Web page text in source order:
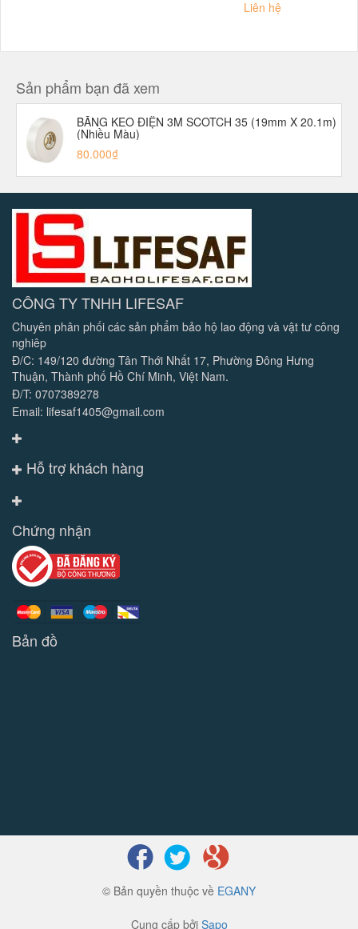
Liên hệ
Sản phẩm bạn đã xem
BĂNG KEO ĐIỆN 3M SCOTCH 35 (19mm X 20.1m)
(Nhiều Màu)
80.000₫
CÔNG TY TNHH LIFESAF
Chuyên phân phối các sản phẩm bảo hộ lao động và vật tư công
nghiêp
Đ/C: 149/120 đường Tân Thới Nhất 17, Phường Đông Hưng
Thuận, Thành phố Hồ Chí Minh, Việt Nam.
Đ/T: 0707389278
Email: lifesaf1405@gmail.com
Hỗ trợ khách hàng
Chứng nhận
Bản đồ
© Bản quyền thuộc về EGANY
Cung cấp bởi Sapo